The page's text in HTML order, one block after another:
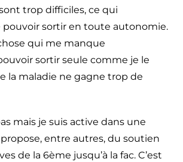
trop difficiles, ce qui
pouvoir sortir en toute autonomie.
qui me manque
sortir seule comme je le
la maladie ne gagne trop de
mais je suis active dans une
entre autres, du soutien
de la 6ème jusqu’à la fac. C’est